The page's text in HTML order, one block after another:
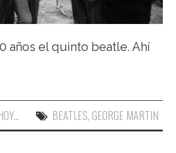
años el quinto beatle. Ahí
BEATLES, GEORGE MARTIN